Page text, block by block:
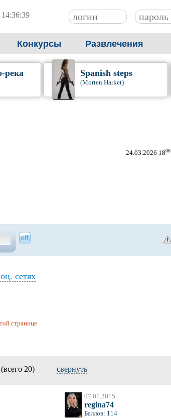
14:36:40
Конкурсы Развлечения
река Spanish steps
(Morten Harket)
24.03.2026 1806
сетях
странице
20) свернуть
07.01.2015
regina74
Баллов: 114